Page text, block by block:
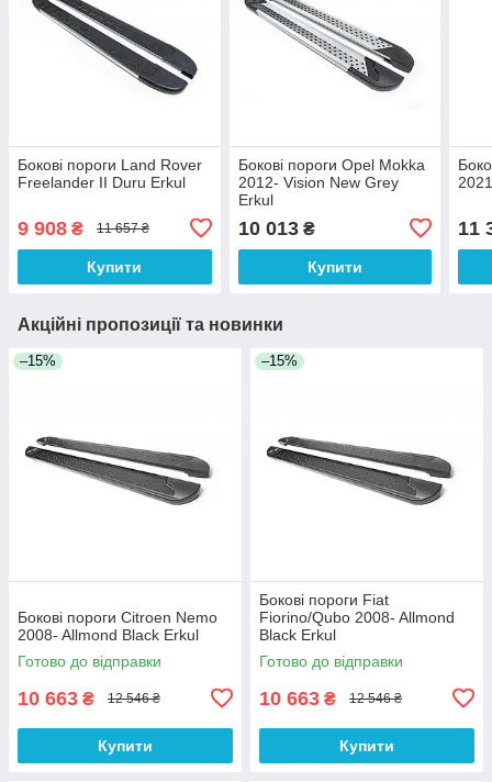
Бокові пороги Land Rover
Freelander II Duru Erkul
9 908 ₴ 11 657 ₴
Купити
Бокові пороги Opel Mokka
2012- Vision New Grey
Erkul
10 013₴
Купити
11
Акційні пропозиції та новинки
–15%
Бокові пороги Citroen Nemo
2008- Allmond Black Erkul
Готово до відправки
10 663 ₴ 12 546 ₴
Купити
–15%
Бокові пороги Fiat
Fiorino/Qubo 2008- Allmond
Black Erkul
Готово до відправки
10 663 ₴ 12 546 ₴
Купити